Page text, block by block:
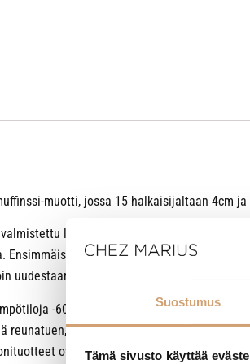
Suostumus
Tämä sivusto käyttää
muotti, jossa 15 halkaisijaltaan 4cm
leivontamuotti on ammattilaisen
Ensimmäisellä kerralla silikonin sisäpinta
uudestaan.
-60 – +230 asteen väliltä.
reunatuen, muista käyttää sitä muottia
ovat valmistettu BPA-vapaista